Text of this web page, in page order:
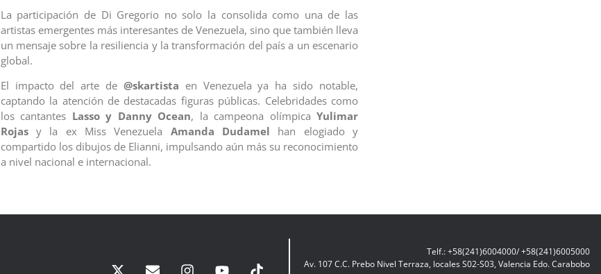
La participación de Di Gregorio no solo la consolida como una de las
artistas emergentes más interesantes de Venezuela, sino que también lleva
un mensaje sobre la resiliencia y la transformación del país a un escenario
global.
El impacto del arte de @skartista en Venezuela ya ha sido notable,
captando la atención de destacadas figuras públicas. Celebridades como
los cantantes Lasso y Danny Ocean, la campeona olímpicaYulimar
Rojasy la ex Miss Venezuela Amanda Dudamel han elogiado y
compartido los dibujos de Elianni, impulsando aún más su reconocimiento
a nivel nacional e internacional.
Telf.: +58(241)6004000/ +58(241)6005000
Av. 107 C.C. Prebo Nivel Terraza, locales S02-S03, Valencia Edo. Carabobo